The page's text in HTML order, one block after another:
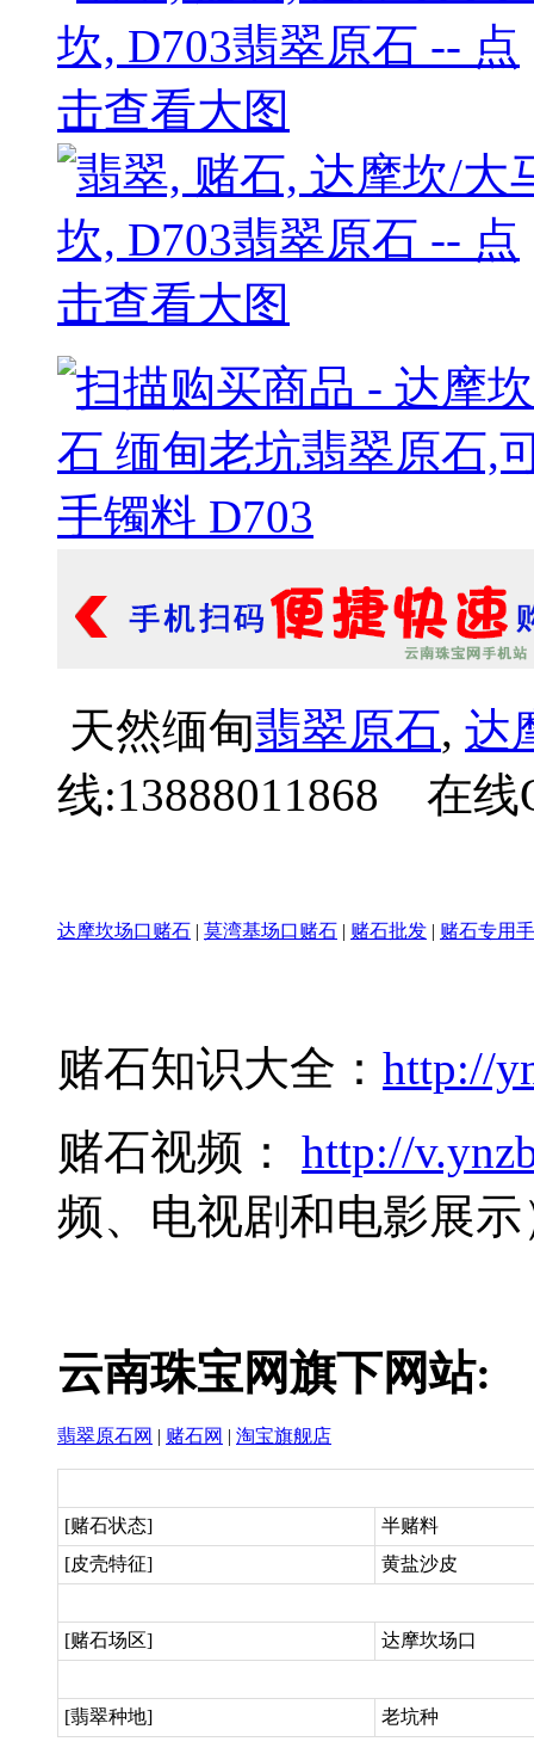
天然缅甸翡翠原石, 达
线:13888011868 在线
达摩坎场口赌石 | 莫湾基场口赌石 | 赌石批发 | 赌石专用
赌石知识大全： http://
赌石视频： http://
频、电视剧和电影展示
云南珠宝网旗下网站:
翡翠原石网 | 赌石网 | 淘宝旗舰店
[赌石状态]
半赌料
[皮壳特征]
黄盐沙皮
[赌石场区] 达摩坎场口
[翡翠种地] 老坑种